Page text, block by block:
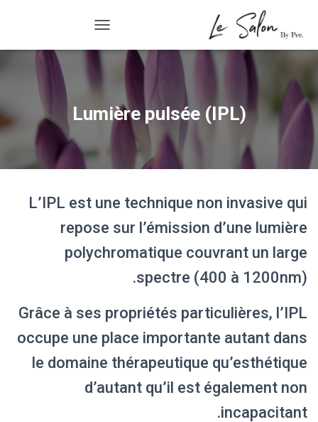
Lumière pulsée (IPL)
Lumière pulsée (IPL)
L’IPL est une technique non invasive qui
repose sur l’émission d’une lumière
polychromatique couvrant un large
spectre (400 à 1200nm).
Grâce à ses propriétés particulières, l’IPL
occupe une place importante autant dans
le domaine thérapeutique qu’esthétique
d’autant qu’il est également non
incapacitant.